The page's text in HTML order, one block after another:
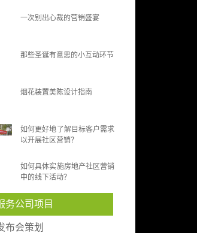
一次别出心裁的营销盛宴
那些圣诞有意思的小互动环节
烟花装置美陈设计指南
如何更好地了解目标客户需求
以开展社区营销？
如何具体实施房地产社区营销
中的线下活动？
务公司项目
布会策划